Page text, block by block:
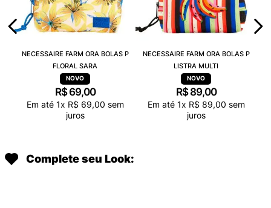
NECESSAIRE FARM ORA BOLAS P
FLORAL SARA
R$ 69,00
Em até 1x R$ 69,00 sem
juros
NECESSAIRE FARM ORA BOLAS P
LISTRA MULTI
R$ 89,00
Em até 1x R$ 89,00 sem
juros
Complete seu Look: